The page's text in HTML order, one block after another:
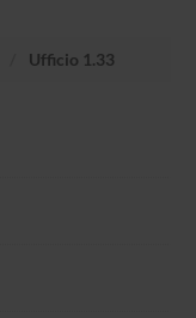
Ufficio 1.33